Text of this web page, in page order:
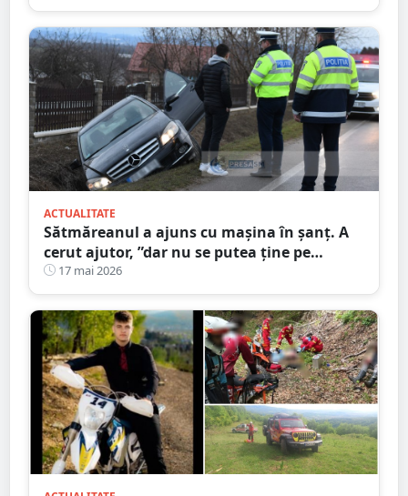
ACTUALITATE
Sătmăreanul a ajuns cu mașina în șanț. A
cerut ajutor, ”dar nu se putea ține pe
picioare”. Martorii au sunat la 112
17 mai 2026